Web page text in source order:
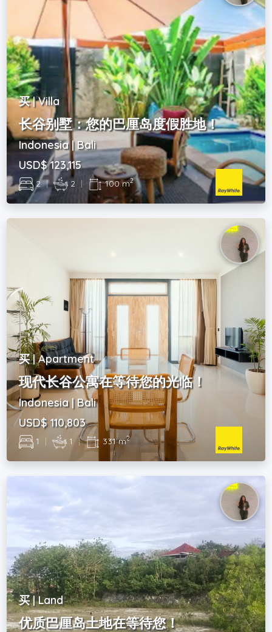
买 | Villa
长谷别墅：您的巴厘岛度假胜地！
Indonesia | Bali
USD$ 123,115
2 | 2 | 100 m2
买 | Apartment
现代长谷公寓在等待您的光临！
Indonesia | Bali
USD$ 110,803
1 | 1 | 331 m2
买 | Land
优质巴厘岛土地在等待您！